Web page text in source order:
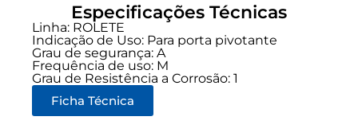
Especificações Técnicas
Linha: ROLETE
Indicação de Uso: Para porta pivotante
Grau de segurança: A
Frequência de uso: M
Grau de Resistência a Corrosão: 1
Ficha Técnica